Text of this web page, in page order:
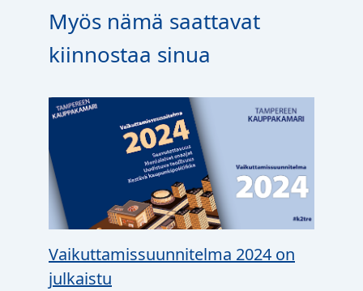
Myös nämä saattavat
kiinnostaa sinua
Vaikuttamissuunnitelma 2024 on
julkaistu